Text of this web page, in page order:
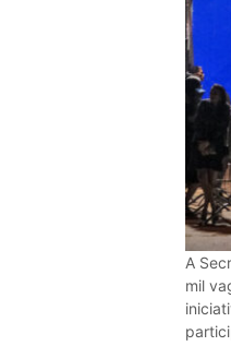
A
mil